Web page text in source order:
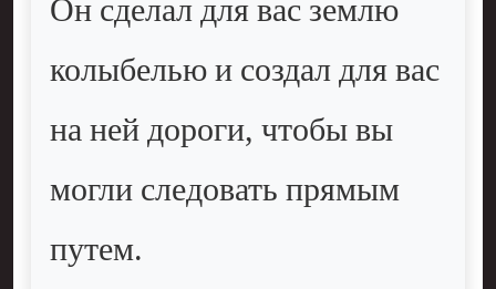
колыбелью и создал для вас
на ней дороги, чтобы вы
могли следовать прямым
путем.